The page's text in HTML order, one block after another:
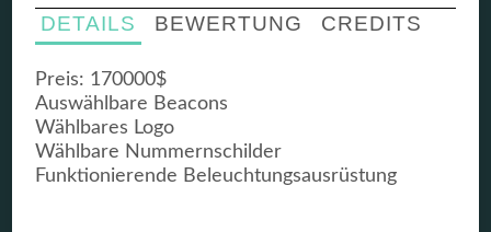
DETAILS BEWERTUNG CREDITS
Preis: 170000$
Auswählbare Beacons
Wählbares Logo
Wählbare Nummernschilder
Funktionierende Beleuchtungsausrüstung